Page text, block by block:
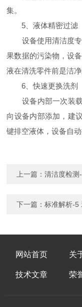
集。
5、液体精密过滤
设备使用清洁度专
果数据的污染物，设
液在清洗零件前是洁净
6、快速更换洗剂
设备内部一次装载
向设备内部添加，建
键排空液体，设备自动
上一篇：清洁度检测
下一篇：标准解析-5
网站首页 关
技术文章 荣